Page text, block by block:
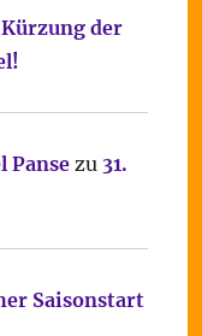
der
Pansezu 31.
Saisonstart